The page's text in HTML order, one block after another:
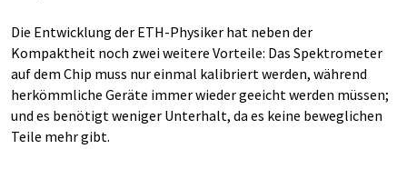
Die Entwicklung der ETH-Physiker hat neben der
Kompaktheit noch zwei weitere Vorteile: Das Spektrometer
auf dem Chip muss nur einmal kalibriert werden, während
herkömmliche Geräte immer wieder geeicht werden müssen;
und es benötigt weniger Unterhalt, da es keine beweglichen
Teile mehr gibt.